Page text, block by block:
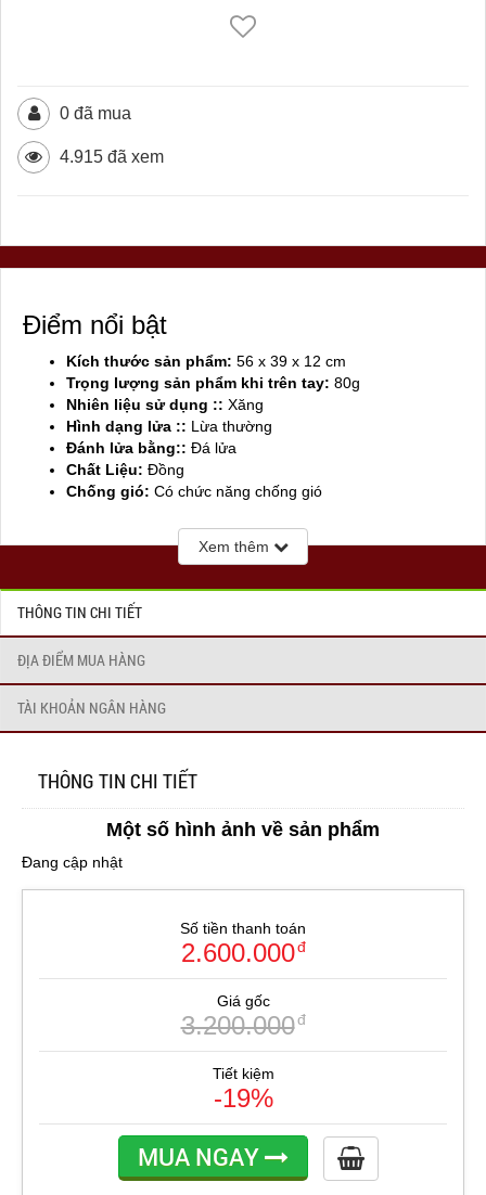
0 đã mua
4.915 đã xem
Điểm nổi bật
Kích thước sản phẩm: 56 x 39 x 12 cm
Trọng lượng sản phẩm khi trên tay: 80g
Nhiên liệu sử dụng :: Xăng
Hình dạng lửa :: Lừa thường
Đánh lửa bằng:: Đá lửa
Chất Liệu: Đồng
Chống gió: Có chức năng chống gió
Xem thêm
THÔNG TIN CHI TIẾT
ĐỊA ĐIỂM MUA HÀNG
TÀI KHOẢN NGÂN HÀNG
THÔNG TIN CHI TIẾT
Một số hình ảnh về sản phẩm
Đang cập nhật
Số tiền thanh toán
2.600.000đ
Giá gốc
3.200.000đ
Tiết kiệm
-19%
MUA NGAY